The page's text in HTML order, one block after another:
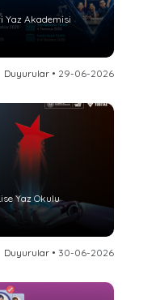
Yaz Akademisi
Duyurular• 29-06-2026
Yaz Okulu
Duyurular• 30-06-2026